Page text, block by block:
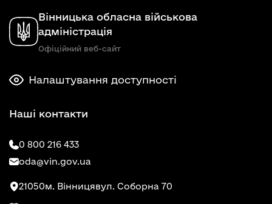
Вінницька обласна військова
адміністрація
Офіційний веб-сайт
Налаштування доступності
Наші контакти
0 800 216 433
oda@vin.gov.ua
21050м. Вінницявул. Соборна 70